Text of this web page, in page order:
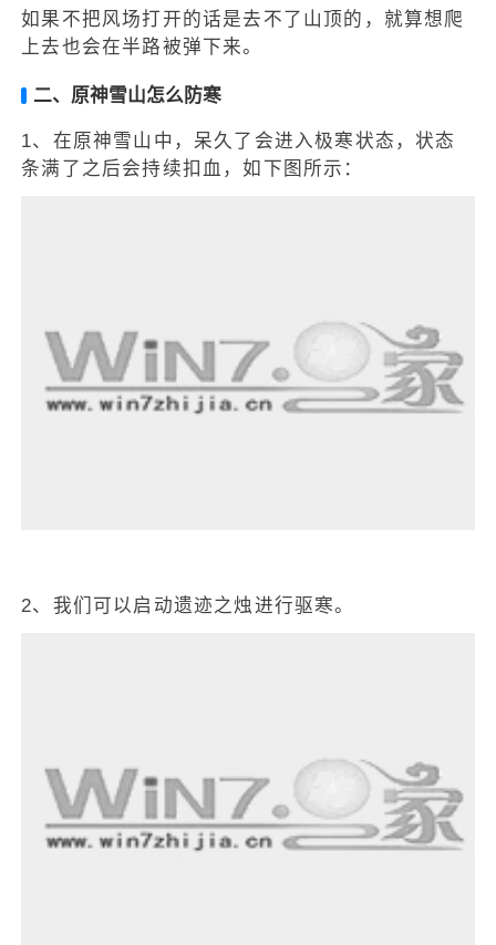
如果不把风场打开的话是去不了山顶的，就算想爬
上去也会在半路被弹下来。
二、原神雪山怎么防寒
1、在原神雪山中，呆久了会进入极寒状态，状态
条满了之后会持续扣血，如下图所示：
2、我们可以启动遗迹之烛进行驱寒。